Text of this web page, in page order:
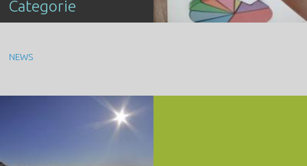
Categorie
NEWS